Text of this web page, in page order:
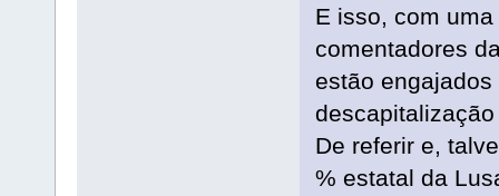
E isso, com
comentadores
estão
De referir e,
% estatal da